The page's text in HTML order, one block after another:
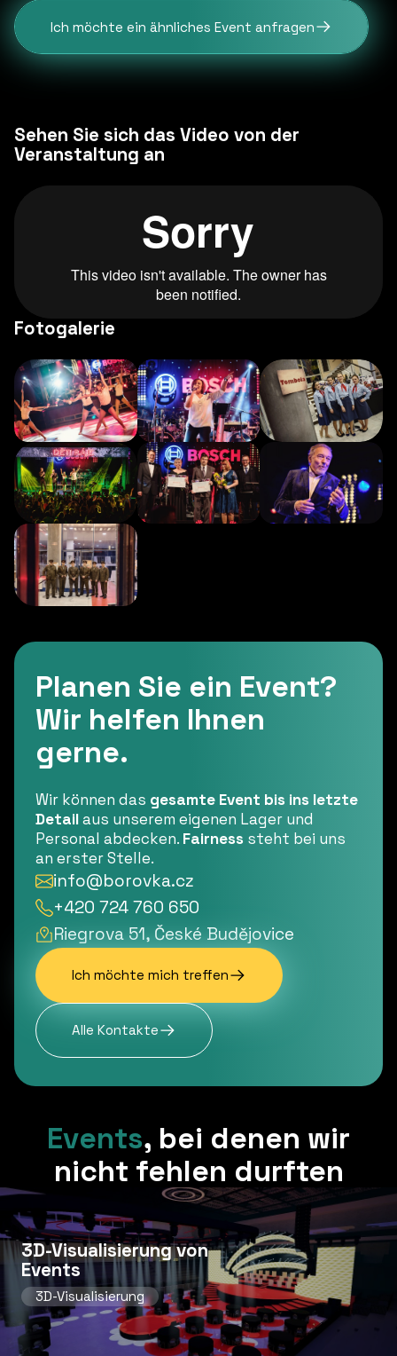
Ich möchte ein ähnliches Event anfragen
Sehen Sie sich das Video von der
Veranstaltung an
Fotogalerie
Planen Sie ein Event?
Wir helfen Ihnen
gerne.
Wir können das gesamte Event bis ins letzte
Detailaus unserem eigenen Lager und
Personal abdecken. Fairness steht bei uns
an erster Stelle.
info@borovka.cz
+420 724 760 650
Riegrova 51, České Budějovice
Ich möchte mich treffen
Alle Kontakte
Events, bei denen wir
nicht fehlen durften
3D-Visualisierung von
Events
3D-Visualisierung